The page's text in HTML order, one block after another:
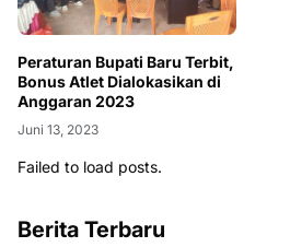
Peraturan Bupati Baru Terbit,
Bonus Atlet Dialokasikan di
Anggaran 2023
Juni 13, 2023
Failed to load posts.
Berita Terbaru